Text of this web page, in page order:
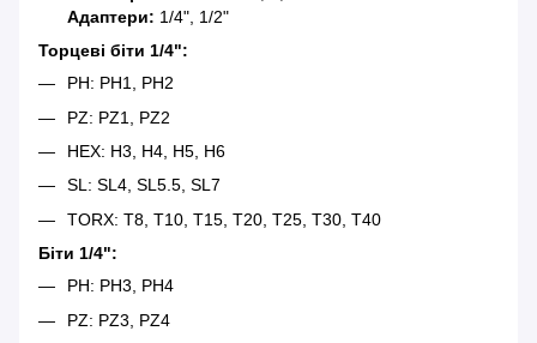
Адаптери: 1/4", 1/2"
Торцеві біти 1/4":
PH: PH1, PH2
PZ: PZ1, PZ2
HEX: H3, H4, H5, H6
SL: SL4, SL5.5, SL7
TORX: T8, T10, T15, T20, T25, T30, T40
Біти 1/4":
PH: PH3, PH4
PZ: PZ3, PZ4